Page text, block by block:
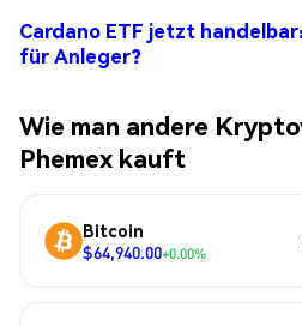
Cardano ETF jetzt
für Anleger?
Wie man andere
Phemex kauft
Bitcoin
$64,940.00+0.00%